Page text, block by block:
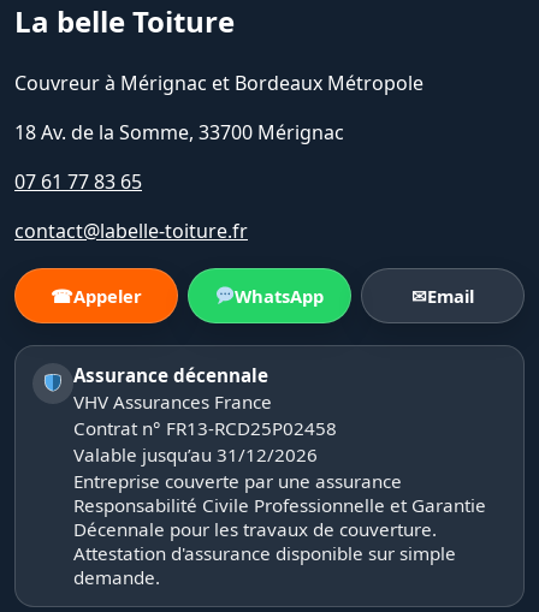
La belle Toiture
Couvreur à Mérignac et Bordeaux Métropole
18 Av. de la Somme, 33700 Mérignac
07 61 77 83 65
contact@labelle-toiture.fr
☎Appeler WhatsApp ✉Email
Assurance décennale
VHV Assurances France
Contrat n° FR13-RCD25P02458
Valable jusqu’au 31/12/2026
Entreprise couverte par une assurance
Responsabilité Civile Professionnelle et Garantie
Décennale pour les travaux de couverture.
Attestation d'assurance disponible sur simple
demande.